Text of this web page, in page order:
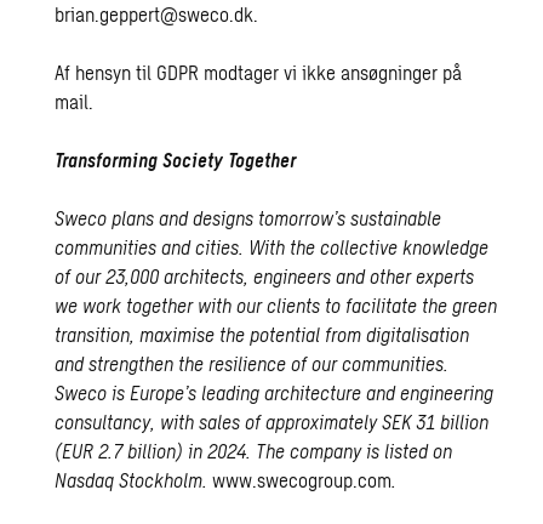
brian.geppert@sweco.dk.
Af hensyn til GDPR modtager vi ikke ansøgninger på
mail.
Transforming Society Together
Sweco plans and designs tomorrow’s sustainable
communities and cities. With the collective knowledge
of our 23,000 architects, engineers and other experts
we work together with our clients to facilitate the green
transition, maximise the potential from digitalisation
and strengthen the resilience of our communities.
Sweco is Europe’s leading architecture and engineering
consultancy, with sales of approximately SEK 31 billion
(EUR 2.7 billion) in 2024. The company is listed on
Nasdaq Stockholm.www.swecogroup.com